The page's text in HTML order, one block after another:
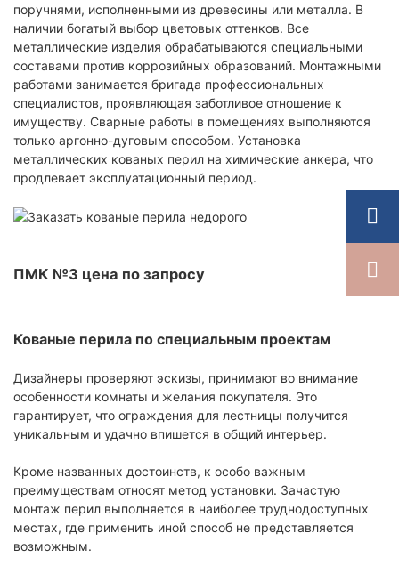
поручнями, исполненными из древесины или металла. В
наличии богатый выбор цветовых оттенков. Все
металлические изделия обрабатываются специальными
составами против коррозийных образований. Монтажными
работами занимается бригада профессиональных
специалистов, проявляющая заботливое отношение к
имуществу. Сварные работы в помещениях выполняются
только аргонно-дуговым способом. Установка
металлических кованых перил на химические анкера, что
продлевает эксплуатационный период.
ПМК №3 цена по запросу
Кованые перила по специальным проектам
Дизайнеры проверяют эскизы, принимают во внимание
особенности комнаты и желания покупателя. Это
гарантирует, что ограждения для лестницы получится
уникальным и удачно впишется в общий интерьер.
Кроме названных достоинств, к особо важным
преимуществам относят метод установки. Зачастую
монтаж перил выполняется в наиболее труднодоступных
местах, где применить иной способ не представляется
возможным.